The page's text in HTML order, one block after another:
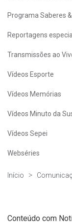
Programa Saberes
Reportagens
Transmissões ao
Vídeos Esporte
Vídeos Memórias
Vídeos Minuto da
Vídeos Sepei
Webséries
Início
Conteúdo com